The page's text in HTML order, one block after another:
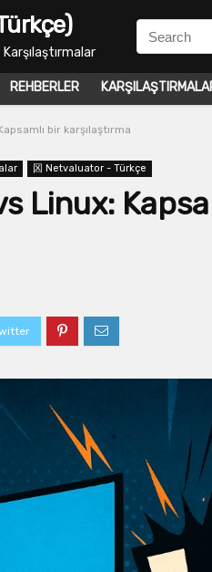
REHBERLER
bir karşılaştırma
龱 Netvaluator - Türkçe
Linux: